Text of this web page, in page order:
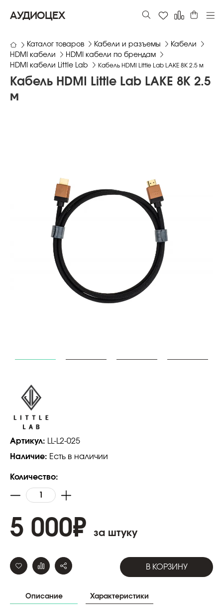
АУДИОЦЕХ
Каталог товаров Кабели и разъемы
Кабели
HDMI кабели
HDMI кабели по брендам
HDMI кабели Little Lab
Кабель HDMI Little Lab LAKE 8К 2.5 м
Кабель HDMI Little Lab LAKE 8К 2.5
м
Артикул: LL-L2-025
Наличие: Есть в наличии
Количество:
5 000₽ за штуку
В КОРЗИНУ
Описание Характеристики